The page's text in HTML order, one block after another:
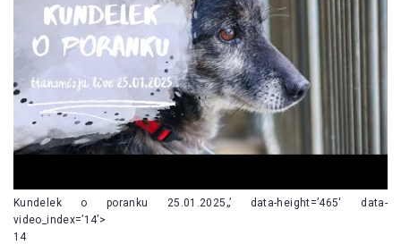
Kundelek o poranku 25.01.2025„’ data-height=’465′ data-
video_index=’14’>
14